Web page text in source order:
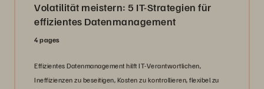
Volatilität meistern: 5 IT-Strategien für
effizientes Datenmanagement
4 pages
Effizientes Datenmanagement hilft IT-Verantwortlichen,
Ineffizienzen zu beseitigen, Kosten zu kontrollieren, flexibel zu